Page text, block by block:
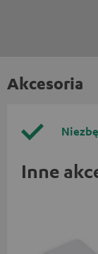
Akcesoria
Inne